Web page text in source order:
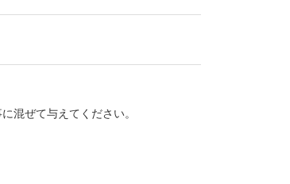
混ぜて与えてください。